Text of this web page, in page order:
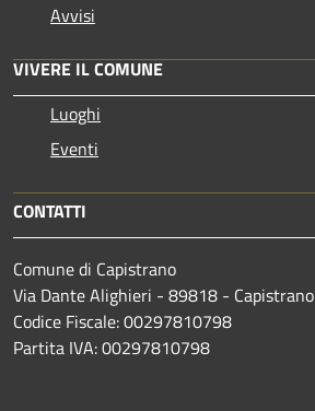
Avvisi
VIVERE IL COMUNE
Luoghi
Eventi
CONTATTI
Comune di Capistrano
Via Dante Alighieri - 89818 - Capistrano
Codice Fiscale: 00297810798
Partita IVA: 00297810798